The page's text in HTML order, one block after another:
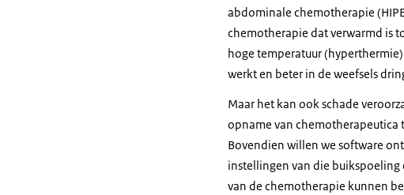
abdominale chemotherapie
chemotherapie dat verwarmd is
hoge temperatuur
werkt en beter in de weefsels
Maar het kan ook schade
opname van chemotherapeutica
Bovendien willen we software
instellingen van die
van de chemotherapie kunnen